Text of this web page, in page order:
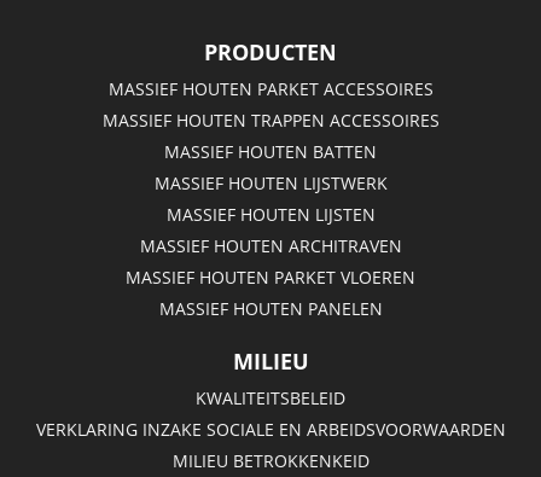
PRODUCTEN
MASSIEF HOUTEN PARKET ACCESSOIRES
MASSIEF HOUTEN TRAPPEN ACCESSOIRES
MASSIEF HOUTEN BATTEN
MASSIEF HOUTEN LIJSTWERK
MASSIEF HOUTEN LIJSTEN
MASSIEF HOUTEN ARCHITRAVEN
MASSIEF HOUTEN PARKET VLOEREN
MASSIEF HOUTEN PANELEN
MILIEU
KWALITEITSBELEID
VERKLARING INZAKE SOCIALE EN ARBEIDSVOORWAARDEN
MILIEU BETROKKENKEID